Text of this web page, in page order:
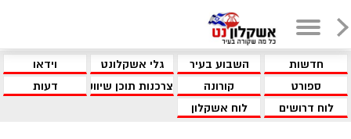
חדשות השבוע בעיר גלי אשקלונט
וידאו
ספורט
קורונה צרכנות תוכן שיווקי
דעות
לוח דרושים
לוח אשקלון